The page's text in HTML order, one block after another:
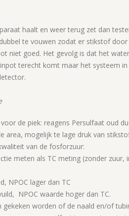
haalt en weer terug zet dan
te vouwen zodat er stikstof
niet goed. Het gevolg is dat het
terecht komt maar het systeem
de piek: reagens Persulfaat oud
area, mogelijk te lage druk van
van de fosforzuur:
meten als TC meting (zonder
NPOC lager dan TC
NPOC waarde hoger dan TC.
worden of de naald en/of